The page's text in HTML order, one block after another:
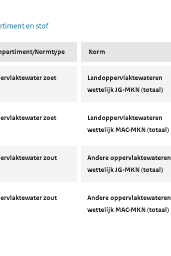
en stof
Normtype Norm
zoet
Landoppervlaktewateren
wettelijk JG-MKN (totaal)
zoet
Landoppervlaktewateren
wettelijk MAC-MKN (totaal)
zout
Andere oppervlaktewateren
wettelijk JG-MKN (totaal)
zout
Andere oppervlaktewateren
wettelijk MAC-MKN (totaal)